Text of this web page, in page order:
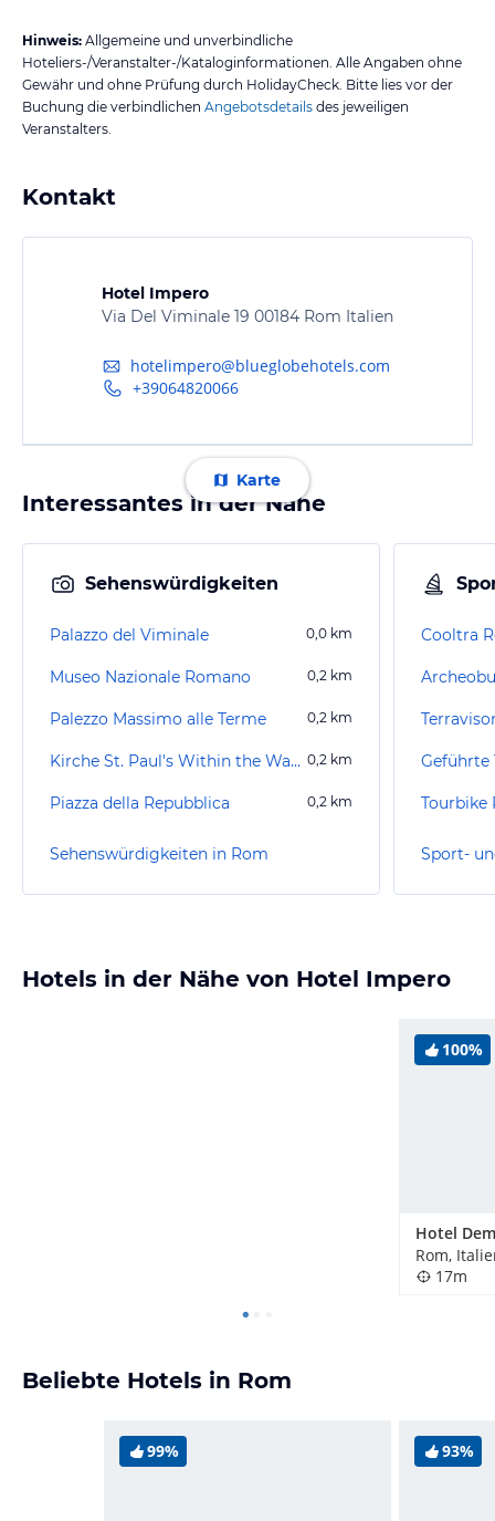
Hinweis: Allgemeine und unverbindliche
Hoteliers-/Veranstalter-/Kataloginformationen. Alle Angaben ohne
Gewähr und ohne Prüfung durch HolidayCheck. Bitte lies vor der
Buchung die verbindlichen Angebotsdetails des jeweiligen
Veranstalters.
Kontakt
Hotel Impero
Via Del Viminale 19 00184 Rom Italien
hotelimpero@blueglobehotels.com
+39064820066
Karte
Interessantes in der Nähe
Sehenswürdigkeiten
Palazzo del Viminale 0,0 km
Museo Nazionale Romano 0,2 km
Palezzo Massimo alle Terme 0,2 km
Kirche St. Paul's Within the Walls 0,2 km
Piazza della Repubblica 0,2 km
Sehenswürdigkeiten in Rom
Cooltra
Geführte
Tourbike
Sport-
Hotels in der Nähe von Hotel Impero
100%
Hotel
Rom,
17m
Beliebte Hotels in Rom
99% 93%